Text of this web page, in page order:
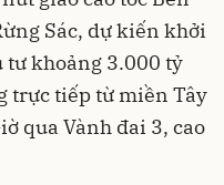
Sác, dự kiến khởi
tư khoảng 3.000 tỷ
trực tiếp từ miền Tây
qua Vành đai 3, cao